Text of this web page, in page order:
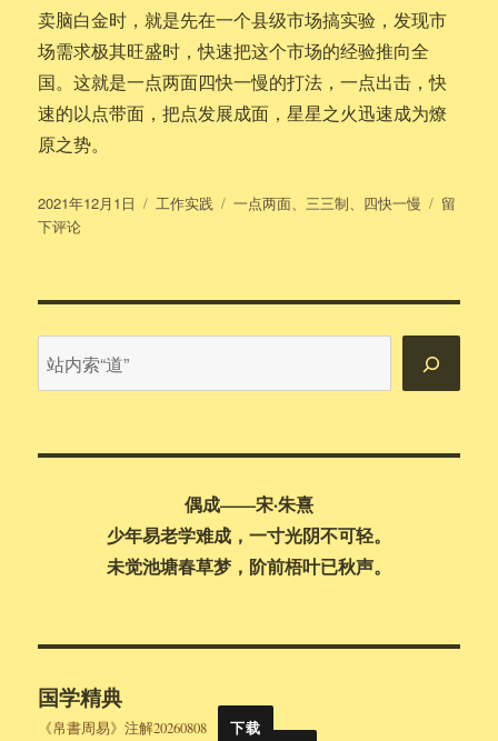
卖脑白金时，就是先在一个县级市场搞实验，发现市
场需求极其旺盛时，快速把这个市场的经验推向全
国。这就是一点两面四快一慢的打法，一点出击，快
速的以点带面，把点发展成面，星星之火迅速成为燎
原之势。
发
布
2021年12月1日
分
工作实践
标
一点两面、三三制、 四快一慢
于
山”
实
工
的
留
下评论
内
偶成——宋·朱熹
少年易老学难成，一寸光阴不可轻。
未觉池塘春草梦，阶前梧叶已秋声。
国学精典
《帛書周易》注解20260808
下载